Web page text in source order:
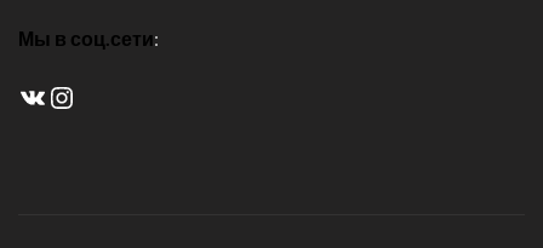
Мы в соц.сети:
ВКонтакте
Instagram